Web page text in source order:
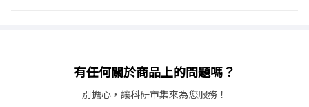
有任何關於商品上的問題嗎？
別擔心，讓科研市集來為您服務！